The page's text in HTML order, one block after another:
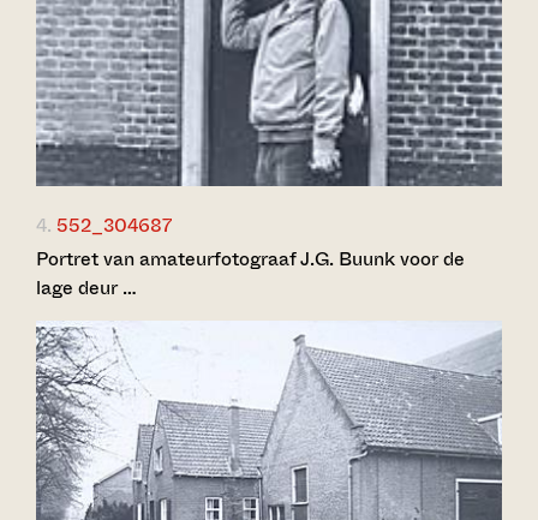
4. 552_304687
Portret van amateurfotograaf J.G. Buunk voor de
lage deur …